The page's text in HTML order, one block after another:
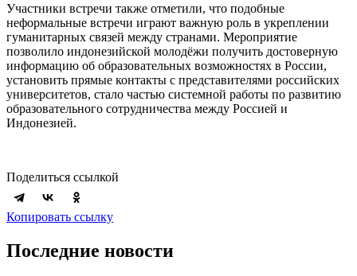
Участники встречи также отметили, что подобные
неформальные встречи играют важную роль в укреплении
гуманитарных связей между странами. Мероприятие
позволило индонезийской молодёжи получить достоверную
информацию об образовательных возможностях в России,
установить прямые контакты с представителями российских
университетов, стало частью системной работы по развитию
образовательного сотрудничества между Россией и
Индонезией.
Поделиться ссылкой
Копировать ссылку
Последние новости